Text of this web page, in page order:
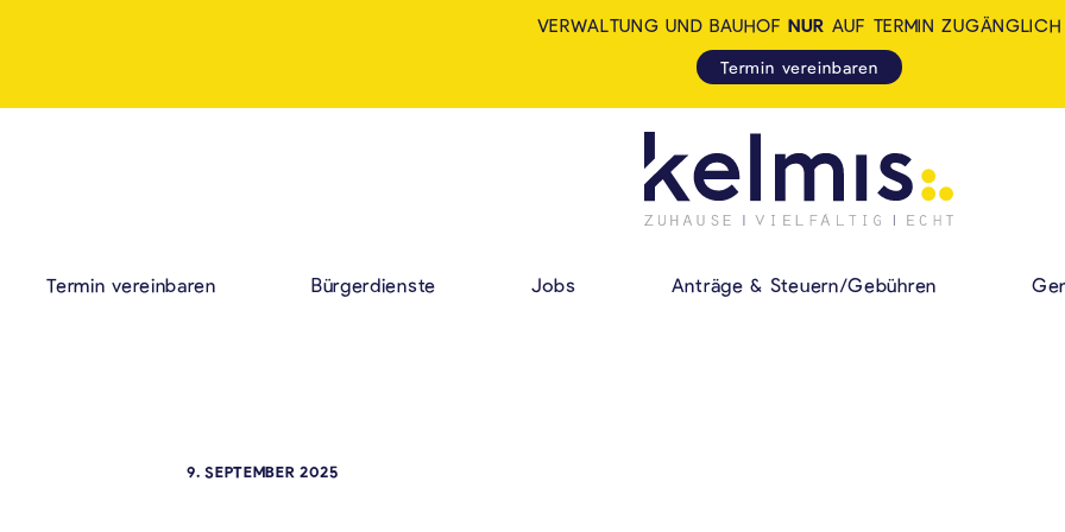
KELMIS - LA
HAUPMENÜ
Termin vereinbaren Bürgerdienste Jobs Anträge & Steuern/Gebühren
VERWALTUNG UND BAUHOF NUR AUF TERMIN ZUGÄNGLICH
Termin vereinbaren
9. SEPTEMBER 2025